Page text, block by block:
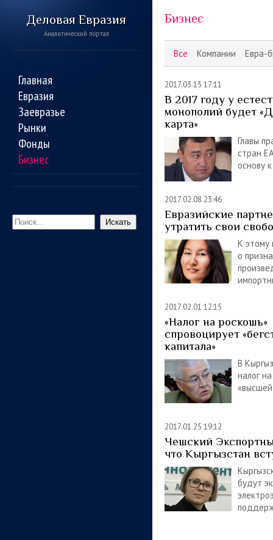
Деловая Евразия
Аналитический портал
Главная
Евразия
Заевразье
Рынки
Фонды
Бизнес
Искать
Все Компании Евра-
Бизнес
2017.03.15 17:11
В 2017 году у
монополий будет
карта»
Главы
стран
основу
2017.02.08 23:46
Евразийские
утратить свои
К этому
о
2017.02.01 12:15
«Налог на роскошь»
спровоцирует
капитала»
В
налог
2017.01.25 19:12
Чешский
что Кыргызстан
будут